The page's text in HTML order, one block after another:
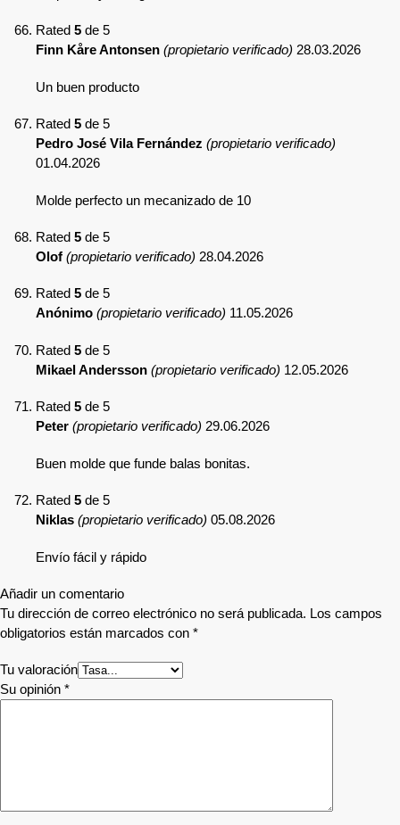
Rated 5 de 5
Finn Kåre Antonsen (propietario verificado) 28.03.2026
Un buen producto
Rated 5 de 5
Pedro José Vila Fernández (propietario verificado)
01.04.2026
Molde perfecto un mecanizado de 10
Rated 5 de 5
Olof (propietario verificado) 28.04.2026
Rated 5 de 5
Anónimo (propietario verificado) 11.05.2026
Rated 5 de 5
Mikael Andersson (propietario verificado) 12.05.2026
Rated 5 de 5
Peter (propietario verificado) 29.06.2026
Buen molde que funde balas bonitas.
Rated 5 de 5
Niklas (propietario verificado) 05.08.2026
Envío fácil y rápido
Añadir un comentario
Tu dirección de correo electrónico no será publicada. Los campos
obligatorios están marcados con *
Tu valoración
Su opinión *